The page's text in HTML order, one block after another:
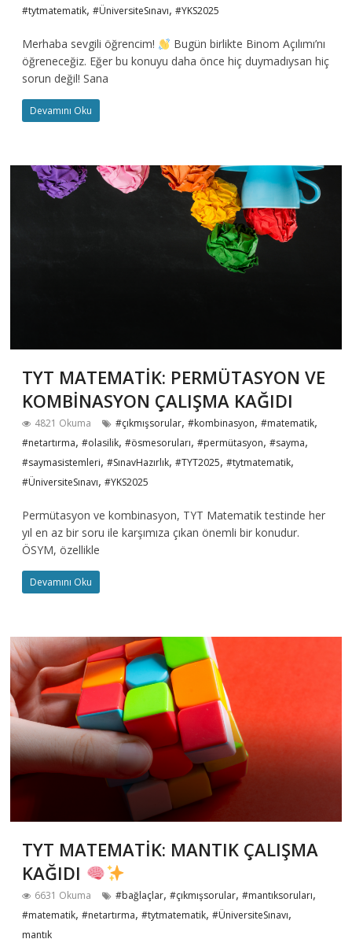
#tytmatematik,#ÜniversiteSınavı,#YKS2025
Merhaba sevgili öğrencim!
Bugün birlikte Binom Açılımı’nı
öğreneceğiz. Eğer bu konuyu daha önce hiç duymadıysan hiç
sorun değil! Sana
Devamını Oku
TYT MATEMATİK: PERMÜTASYON VE
KOMBİNASYON ÇALIŞMA KAĞIDI
4821 Okuma #çıkmışsorular,#kombinasyon,#matematik,
#netartırma,#olasilik,#ösmesoruları,#permütasyon,#sayma,
#saymasistemleri,#SınavHazırlık,#TYT2025,#tytmatematik,
#ÜniversiteSınavı,#YKS2025
Permütasyon ve kombinasyon, TYT Matematik testinde her
yıl en az bir soru ile karşımıza çıkan önemli bir konudur.
ÖSYM, özellikle
Devamını Oku
TYT MATEMATİK: MANTIK ÇALIŞMA
KAĞIDI
6631 Okuma #bağlaçlar,#çıkmışsorular,#mantıksoruları,
#matematik,#netartırma,#tytmatematik,#ÜniversiteSınavı,
mantık